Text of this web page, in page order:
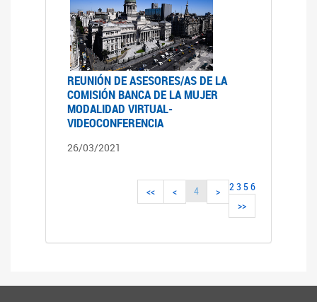
REUNIÓN DE ASESORES/AS DE LA
COMISIÓN BANCA DE LA MUJER
MODALIDAD VIRTUAL-
VIDEOCONFERENCIA
26/03/2021
<< < 23
4 56
>
>>